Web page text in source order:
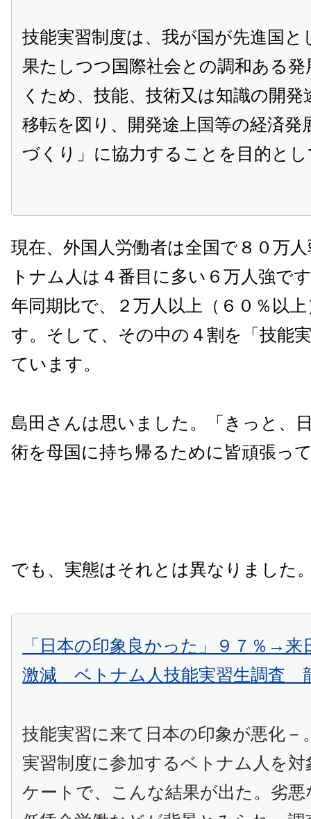
技能実習制度は、我が国が先進国と
果たしつつ国際社会との調和ある
くため、技能、技術又は知識の開発
移転を図り、開発途上国等の経済発
づくり」に協力することを目的と
現在、外国人労働者は全国で８０万
トナム人は４番目に多い６万人強で
年同期比で、２万人以上（６０％以
す。そして、その中の４割を「技能
ています。
島田さんは思いました。「きっと、
術を母国に持ち帰るために皆頑張っ
でも、実態はそれとは異なりました
「日本の印象良かった」９７％→来
激減 ベトナム人技能実習生調査
技能実習に来て日本の印象が悪化－
実習制度に参加するベトナム人を
ケートで、こんな結果が出た。劣